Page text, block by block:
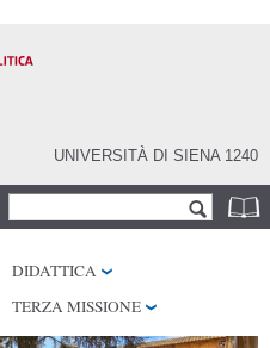
UNIVERSITÀ DI SIENA 1240
Form di ricerca
DIDATTICA
TERZA MISSIONE